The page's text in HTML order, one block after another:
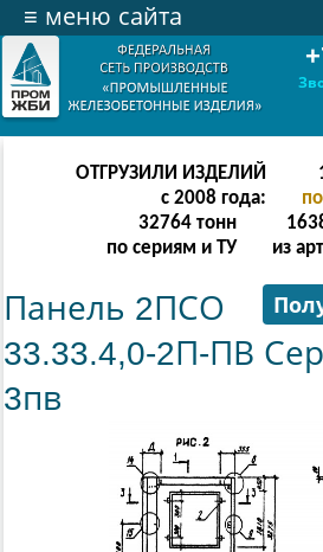
≡ меню сайта
ОТГРУЗИЛИ ИЗДЕЛИЙ
с 2008 года:
65532 тонн
по сериям и ТУ
из
Панель 2ПСО
33.33.4,0-2П-ПВ
3пв